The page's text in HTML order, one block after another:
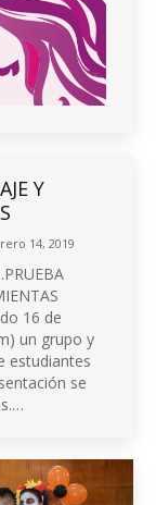
Y
14, 2019
16 de
un grupo y
estudiantes
se